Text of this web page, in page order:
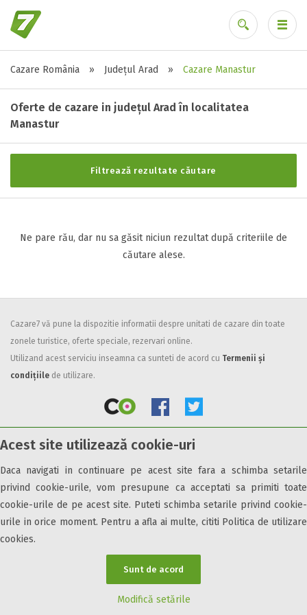
Acest site utilizează cookie-uri
Daca navigati in continuare pe acest site fara a schimba setarile
privind cookie-urile, vom presupune ca acceptati sa primiti toate
cookie-urile de pe acest site. Puteti schimba setarile privind cookie-
urile in orice moment. Pentru a afla ai multe, cititi Politica de utilizare
cookies.
Sunt de acord
Modifică setările
Cazare România » Județul Arad » Cazare Manastur
Oferte de cazare in județul Arad în localitatea
Manastur
Filtrează rezultate căutare
Stele / margarete
Neclasificat
1 stea / margareta
3 stele / margarete
4 stele / margarete
Selecteaza pretul
Facilități
Internet wireless
Parcare
All inclusive
Pensiune completa
Demipensiune
Mic dejun
Accepta animale
Accepta voucher vacanta
Acces persoane cu dizabilități
Ne pare rău, dar nu sa găsit niciun rezultat după criteriile de
căutare alese.
Cazare7 vă pune la dispozitie informatii despre unitati de cazare din toate
zonele turistice, oferte speciale, rezervari online.
Utilizand acest serviciu inseamna ca sunteti de acord cu Termenii și
condițiile de utilizare.
Obiective turistice Informații utile Parteneri Cazare7 Harta Cazare7